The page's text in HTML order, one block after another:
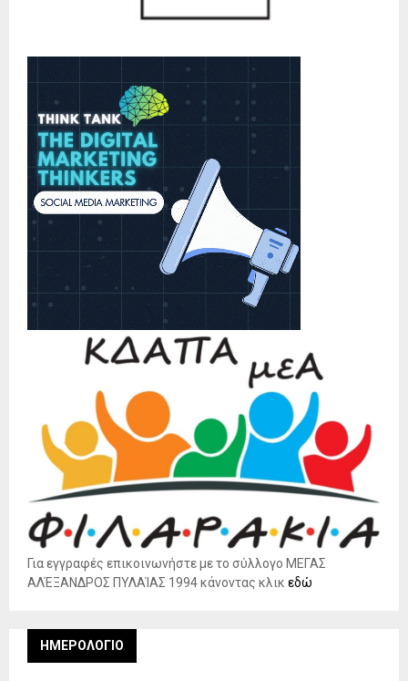
Για εγγραφές επικοινωνήστε με το σύλλογο ΜΕΓΑΣ
ΑΛΈΞΑΝΔΡΟΣ ΠΥΛΑΊΑΣ 1994 κάνοντας κλικ εδώ
ΗΜΕΡΟΛΌΓΙΟ